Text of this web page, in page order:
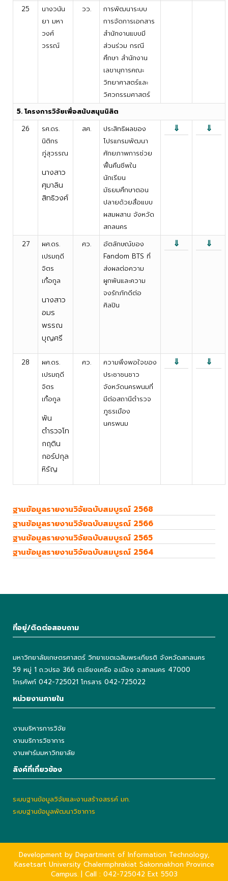
25
นางวนัน
ยา มหา
วงศ์
วรรณ์
วว.
การพัฒนาระบบ
การจัดการเอกสาร
สำนักงานแบบมี
ส่วนร่วม กรณี
ศึกษา สำนักงาน
เลขานุการคณะ
วิทยาศาสตร์และ
วิศวกรรมศาสตร์
5. โครงการวิจัยเพื่อสนับสนุนนิสิต
26
รศ.ดร.
นิติกร
ภู่สุวรรณ
นางสาว
ศุมาลิน
สิทธิวงศ์
สศ.
ประสิทธิผลของ
โปรแกรมพัฒนา
ศักยภาพการช่วย
ฟื้นคืนชีพใน
นักเรียน
มัธยมศึกษาตอน
ปลายด้วยสื่อแบบ
ผสมผสาน จังหวัด
สกลนคร
⇓ ⇓
27
ผศ.ดร.
เปรมฤดี
จิตร
เกื้อกูล
นางสาว
อมร
พรรณ
บุญศรี
ศว.
อัตลักษณ์ของ
Fandom BTS ที่
ส่งผลต่อความ
ผูกพันและความ
จงรักภักดีต่อ
ศิลปิน
⇓ ⇓
28
ผศ.ดร.
เปรมฤดี
จิตร
เกื้อกูล
พัน
ตํารวจโท
กฤติน
กอร์ปกุล
หิรัญ
ศว.
ความพึงพอใจของ
ประชาชนชาว
จังหวัดนครพนมที่
มีต่อสถานีตำรวจ
ภูธรเมือง
นครพนม
⇓ ⇓
ฐานข้อมูลรายงานวิจัยฉบับสมบูรณ์ 2568
ฐานข้อมูลรายงานวิจัยฉบับสมบูรณ์ 2566
ฐานข้อมูลรายงานวิจัยฉบับสมบูรณ์ 2565
ฐานข้อมูลรายงานวิจัยฉบับสมบูรณ์ 2564
ที่อยู่/ติดต่อสอบถาม
มหาวิทยาลัยเกษตรศาสตร์ วิทยาเขตเฉลิมพระเกียรติ จังหวัดสกลนคร
59 หมู่ 1 ถ.วปรอ 366 ต.เชียงเครือ อ.เมือง จ.สกลนคร 47000
โทรศัพท์ 042-725021 โทรสาร 042-725022
หน่วยงานภายใน
งานบริหารการวิจัย
งานบริการวิชาการ
งานฟาร์มมหาวิทยาลัย
ลิงค์ที่เกี่ยวข้อง
ระบบฐานข้อมูลวิจัยและงานสร้างสรรค์ มก.
ระบบฐานข้อมูลพัฒนาวิชาการ
Development by Department of Information Technology,
Kasetsart University Chalermphrakiat Sakonnakhon Province
Campus. | Call : 042-725042 Ext 5503